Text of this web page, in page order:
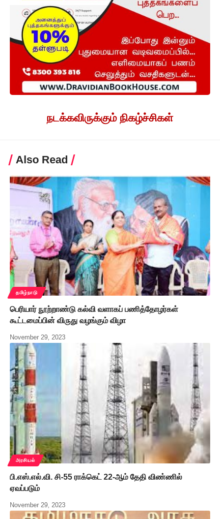
நடக்கவிருக்கும் நிகழ்ச்சிகள்
Also Read
தமிழ்நாடு
பெரியார் நூற்றாண்டு கல்வி வளாகப் பணித்தோழர்கள்
கூட்டமைப்பின் விருது வழங்கும் விழா
November 29, 2023
அரசியல்
பி.எஸ்.எல்.வி. சி-55 ராக்கெட் 22-ஆம் தேதி விண்ணில்
ஏவப்படும்
November 29, 2023